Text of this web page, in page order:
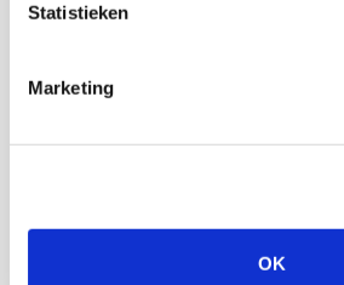
Statistieken
Marketing
OK
SEP